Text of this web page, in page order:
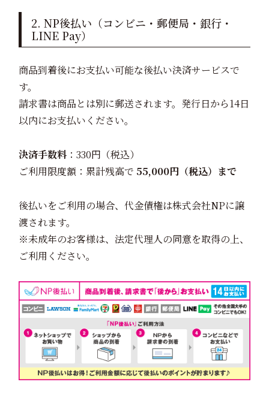
2. NP後払い（コンビニ・郵便局・銀行・
LINE Pay）
商品到着後にお支払い可能な後払い決済サービスで
す。
請求書は商品とは別に郵送されます。発行日から14日
以内にお支払いください。
決済手数料 ：330円（税込）
ご利用限度額：累計残高で 55,000円（税込）まで
後払いをご利用の場合、代金債権は株式会社NPに譲
渡されます。
※未成年のお客様は、法定代理人の同意を取得の上、
ご利用ください。